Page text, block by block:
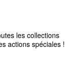
les collections
actions spéciales !